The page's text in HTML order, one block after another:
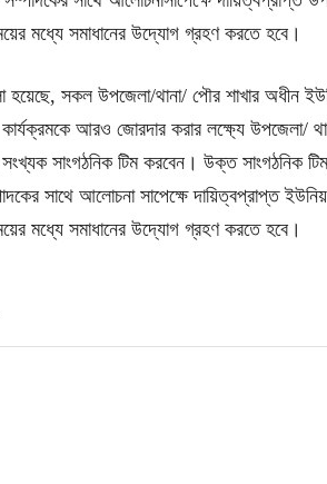
মধ্যে সমাধানের উদ্যোগ গ্রহণ করতে হবে।
হয়েছে, সকল উপজেলা/থানা/ পৌর শাখার অধীন
আরও জোরদার করার লক্ষ্যে উপজেলা/
সাংগঠনিক টিম করবেন। উক্ত সাংগঠনিক
সাথে আলোচনা সাপেক্ষে দায়িত্বপ্রাপ্ত
মধ্যে সমাধানের উদ্যোগ গ্রহণ করতে হবে।